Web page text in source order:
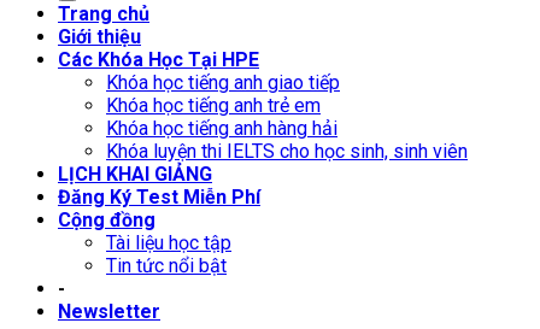
Trang chủ
Giới thiệu
Các Khóa Học Tại HPE
Khóa học tiếng anh giao tiếp
Khóa học tiếng anh trẻ em
Khóa học tiếng anh hàng hải
Khóa luyện thi IELTS cho học sinh, sinh viên
LỊCH KHAI GIẢNG
Đăng Ký Test Miễn Phí
Cộng đồng
Tài liệu học tập
Tin tức nổi bật
-
Newsletter